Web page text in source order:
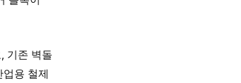
기존 벽돌
용 철제